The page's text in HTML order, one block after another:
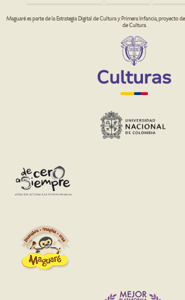
Maguaré es parte de la Estrategia Digital de Cultura y Primera Infancia, proyecto
de Cultura.